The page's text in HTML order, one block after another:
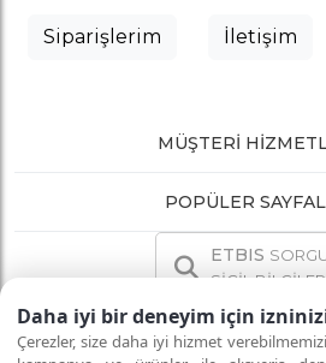
Daha iyi bir deneyim için
Çerezler, size daha iyi hizmet
Siparişlerim İletişim
MÜŞTERI
POPÜLER
ETBIS
SİCİL